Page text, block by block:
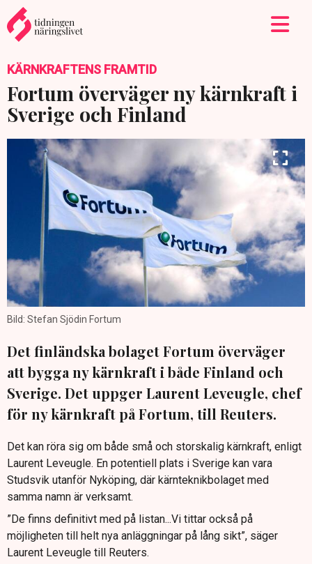
KÄRNKRAFTENS FRAMTID
Fortum överväger ny kärnkraft i
Sverige och Finland
Bild: Stefan Sjödin Fortum
Det finländska bolaget Fortum överväger
att bygga ny kärnkraft i både Finland och
Sverige. Det uppger Laurent Leveugle, chef
för ny kärnkraft på Fortum, till Reuters.
Det kan röra sig om både små och storskalig kärnkraft, enligt
Laurent Leveugle. En potentiell plats i Sverige kan vara
Studsvik utanför Nyköping, där kärnteknikbolaget med
samma namn är verksamt.
”De finns definitivt med på listan...Vi tittar också på
möjligheten till helt nya anläggningar på lång sikt”, säger
Laurent Leveugle till Reuters.